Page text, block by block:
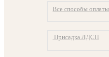
Все способы оплаты
Присадка ЛДСП